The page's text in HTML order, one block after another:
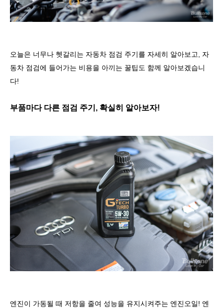
오늘은 너무나 헷갈리는 자동차 점검 주기를 자세히 알아보고
자
동차 점검에 들어가는 비용을 아끼는 꿀팁도 함께 알아보겠습니
다!
부품마다 다른 점검 주기 , 확실히 알아보자!
엔진이 가동될 때 저항을 줄여 성능을 유지시켜주는 엔진오일! 엔